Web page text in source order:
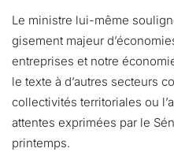
Le ministre lui-même
gisement majeur
entreprises et notre
le texte à d’autres secteurs
collectivités territoriales ou
attentes exprimées par le
printemps.